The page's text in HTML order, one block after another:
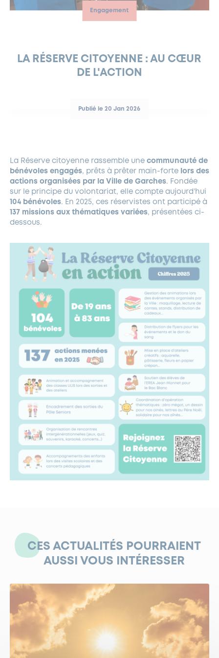
EAU POTABLE ET ASSAINISSEMENT
DÉCLARATION DE CATASTROPHE NATURELLE
LOCATION DE SALLES
INFORMATIONS PRATIQUES
PANNEAUX D’AFFICHAGE LIBRE
DÉVELOPPEMENT DURABLE
DEMANDE D’ABATTAGE
GESTION DU PATRIMOINE ARBORÉ
Engagement
LA RÉSERVE CITOYENNE : AU CŒUR
DE L'ACTION
Publié le 20 Jan 2026
La Réserve citoyenne rassemble une communauté de
bénévoles engagés, prêts à prêter main-forte lors des
actions organisées par la Ville de Garches. Fondée
sur le principe du volontariat, elle compte aujourd’hui
104 bénévoles. En 2025, ces réservistes ont participé à
137 missions aux thématiques variées, présentées ci-
dessous.
CES ACTUALITÉS POURRAIENT
AUSSI VOUS INTÉRESSER